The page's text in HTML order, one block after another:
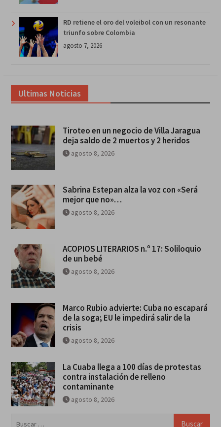
RD retiene el oro del voleibol con un resonante
triunfo sobre Colombia
agosto 7, 2026
Ultimas Noticias
Tiroteo en un negocio de Villa Jaragua
deja saldo de 2 muertos y 2 heridos
agosto 8, 2026
Sabrina Estepan alza la voz con «Será
mejor que no»…
agosto 8, 2026
ACOPIOS LITERARIOS n.º 17: Soliloquio
de un bebé
agosto 8, 2026
Marco Rubio advierte: Cuba no escapará
de la soga; EU le impedirá salir de la
crisis
agosto 8, 2026
La Cuaba llega a 100 días de protestas
contra instalación de relleno
contaminante
agosto 8, 2026